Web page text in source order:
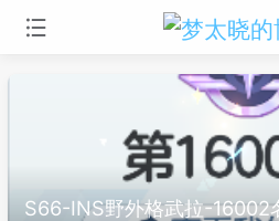
S66-INS野外格武拉-16002